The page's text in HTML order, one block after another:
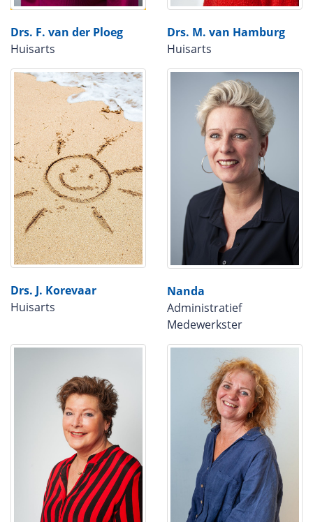
Drs. F. van der Ploeg
Huisarts
Drs. M. van Hamburg
Huisarts
Drs. J. Korevaar
Huisarts
Nanda
Administratief
Medewerkster